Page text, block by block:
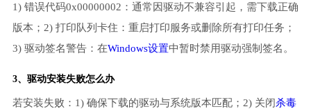
1) 错误代码0x00000002：通常因驱动不兼容引起，需下载正确
版本；2) 打印队列卡住：重启打印服务或删除所有打印任务；
3) 驱动签名警告：在Windows设置中暂时禁用驱动强制签名。
3、 驱动安装失败怎么办
若安装失败：1) 确保下载的驱动与系统版本匹配；2) 关闭杀毒